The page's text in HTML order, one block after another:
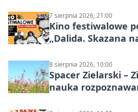
7 sierpnia 2026, 21:00
Kino festiwalowe
„Dalida. Skazana
8 sierpnia 2026, 10:00
Spacer Zielarski –
nauka